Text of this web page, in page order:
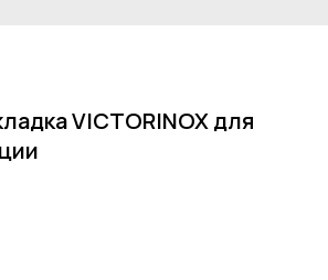
VICTORINOX для